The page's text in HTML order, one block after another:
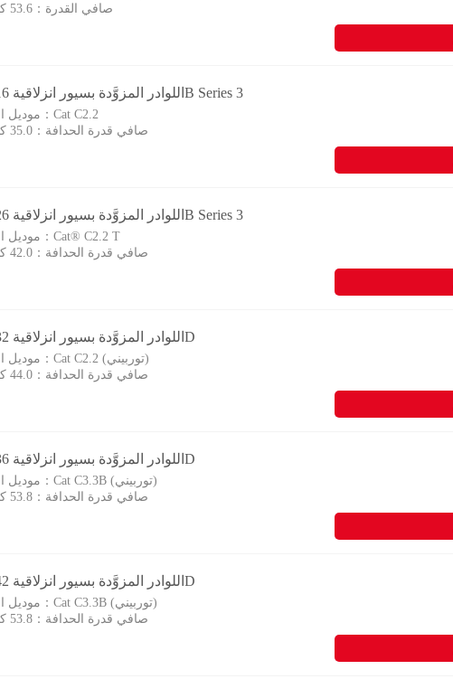
صافي القدرة： 53.6 كيلووات
Cat اللوادر المزوَّدة بسيور انزلاقية 216B Series 3
موديل المحرك：Cat C2.2
صافي قدرة الحدافة： 35.0 كيلووات
Cat اللوادر المزوَّدة بسيور انزلاقية 226B Series 3
موديل المحرك：Cat® C2.2 T
صافي قدرة الحدافة： 42.0 كيلووات
Cat اللوادر المزوَّدة بسيور انزلاقية 232D
موديل المحرك：
Cat C2.2 (توربيني)
صافي قدرة الحدافة： 44.0 كيلووات
Cat اللوادر المزوَّدة بسيور انزلاقية 236D
موديل المحرك：
Cat C3.3B (توربيني)
صافي قدرة الحدافة： 53.8 كيلووات
Cat اللوادر المزوَّدة بسيور انزلاقية 242D
موديل المحرك：
Cat C3.3B (توربيني)
صافي قدرة الحدافة： 53.8 كيلووات